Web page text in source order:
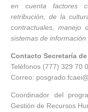
en cuenta factores
retribución, de la
contractuales,
manejo
sistemas de
Contacto Secretaría
Teléfonos (777) 329 70
Correo:
Coordinador del
Gestión de Recursos